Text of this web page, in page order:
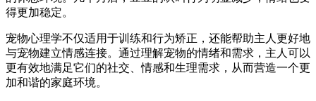
得更加稳定。
宠物心理学不仅适用于训练和行为矫正，还能帮助主人更好地
与宠物建立情感连接。通过理解宠物的情绪和需求，主人可以
更有效地满足它们的社交、情感和生理需求，从而营造一个更
加和谐的家庭环境。